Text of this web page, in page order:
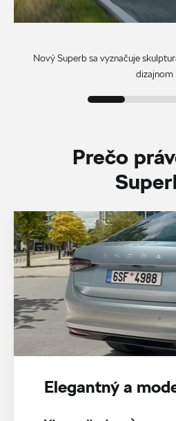
Nový Superb sa vyznačuje
dizajnom
Prečo
Elegantný a